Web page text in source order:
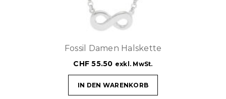
Fossil Damen Halskette
CHF 55.50 exkl. MwSt.
IN DEN WARENKORB